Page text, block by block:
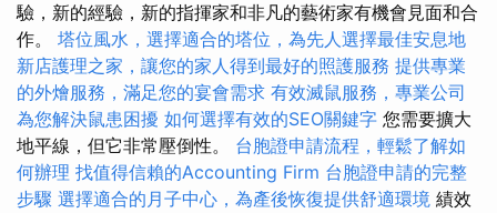
驗，新的經驗，新的指揮家和非凡的藝術家有機會見面和合
作。 塔位風水，選擇適合的塔位，為先人選擇最佳安息地
新店護理之家，讓您的家人得到最好的照護服務 提供專業
的外燴服務，滿足您的宴會需求 有效滅鼠服務，專業公司
為您解決鼠患困擾 如何選擇有效的SEO關鍵字 您需要擴大
地平線，但它非常壓倒性。 台胞證申請流程，輕鬆了解如
何辦理 找值得信賴的Accounting Firm 台胞證申請的完整
步驟 選擇適合的月子中心，為產後恢復提供舒適環境 績效